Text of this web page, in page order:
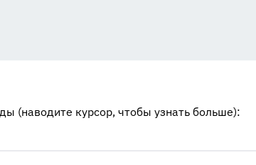
(наводите курсор, чтобы узнать больше):
Бизнес-процессы